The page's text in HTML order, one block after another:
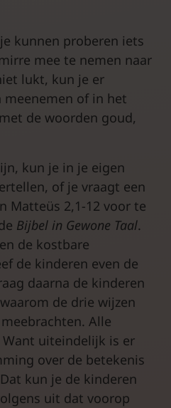
kunnen proberen iets
mee te nemen naar
lukt, kun je er
meenemen of in het
de woorden goud,
kun je in je eigen
of je vraagt een
Matteüs 2,1-12 voor te
Bijbel in Gewone Taal.
de kostbare
de kinderen even de
daarna de kinderen
de drie wijzen
Alle
uiteindelijk is er
over de betekenis
kun je de kinderen
uit dat voorop